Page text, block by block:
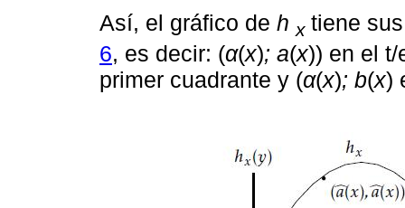
Así, el gráfico de h x tiene
6, es decir: (α(x); a(x)) en el t/
primer cuadrante y (α(x); b(x)